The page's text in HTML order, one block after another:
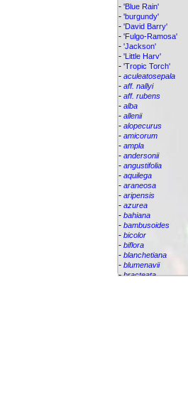
- 'Blue Rain'
- 'burgundy'
- 'David Barry'
- 'Fulgo-Ramosa'
- 'Jackson'
- 'Little Harv'
- 'Tropic Torch'
- aculeatosepala
- aff. nallyi
- aff. rubens
- alba
- allenii
- alopecurus
- amicorum
- ampla
- andersonii
- angustifolia
- aquilega
- araneosa
- aripensis
- azurea
- bahiana
- bambusoides
- bicolor
- biflora
- blanchetiana
- blumenavii
-bracteata